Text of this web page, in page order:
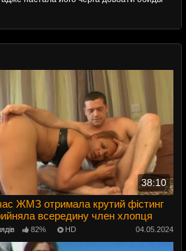
38:10
ЖМЗ отримала крутий фістинг
всередину член хлопця
82% HD 04.05.2024